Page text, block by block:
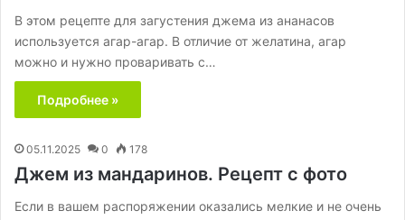
В этом рецепте для загустения джема из ананасов
используется агар-агар. В отличие от желатина, агар
можно и нужно проваривать с…
Подробнее »
05.11.2025 0 178
Джем из мандаринов. Рецепт с фото
Если в вашем распоряжении оказались мелкие и не очень